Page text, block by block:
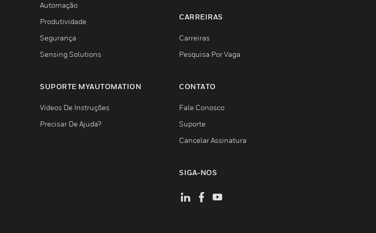
Automação
Produtividade
Segurança
Sensing Solutions
SUPORTE MYAUTOMATION
Vídeos De Instruções
Precisar De Ajuda?
CARREIRAS
Carreiras
Pesquisa Por Vaga
CONTATO
Fale Conosco
Suporte
Cancelar Assinatura
SIGA-NOS